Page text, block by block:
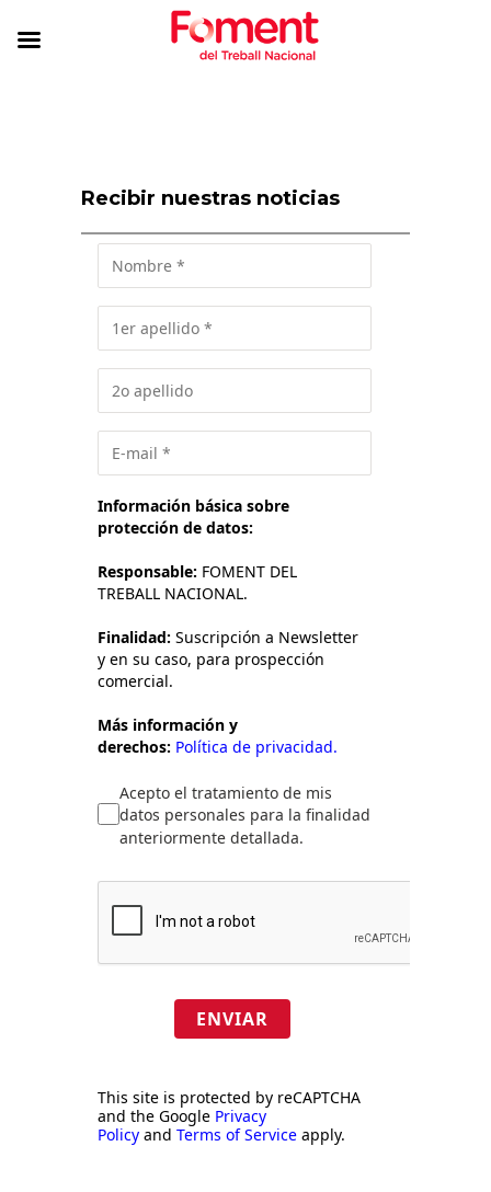
Recibir nuestras noticias
Información básica sobre
protección de datos:
Responsable: FOMENT DEL
TREBALL NACIONAL.
Finalidad: Suscripción a Newsletter
y en su caso, para prospección
comercial.
Más información y
derechos: Política de privacidad.
Acepto el tratamiento de mis
datos personales para la finalidad
anteriormente detallada.
ENVIAR
This site is protected by reCAPTCHA
and the Google Privacy
Policy and Terms of Service apply.